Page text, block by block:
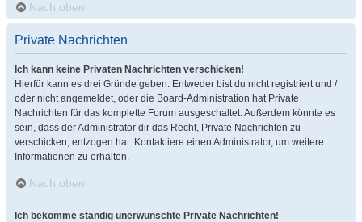
Nach oben
Private Nachrichten
Ich kann keine Privaten Nachrichten verschicken!
Hierfür kann es drei Gründe geben: Entweder bist du nicht registriert und /
oder nicht angemeldet, oder die Board-Administration hat Private
Nachrichten für das komplette Forum ausgeschaltet. Außerdem könnte es
sein, dass der Administrator dir das Recht, Private Nachrichten zu
verschicken, entzogen hat. Kontaktiere einen Administrator, um weitere
Informationen zu erhalten.
Nach oben
Ich bekomme ständig unerwünschte Private Nachrichten!